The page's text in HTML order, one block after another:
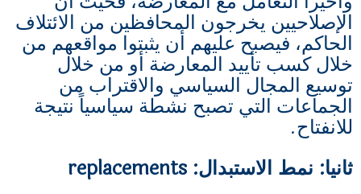
الإصلاحيين يخرجون المحافظين من الائتلاف
الحاكم، فيصبح عليهم أن يثبتوا مواقعهم من
خلال كسب تأييد المعارضة أو من خلال
توسيع المجال السياسي والاقتراب من
الجماعات التي تصبح نشطة سياسياً نتيجة
للانفتاح.
ثانيا: نمط الاستبدال: replacements